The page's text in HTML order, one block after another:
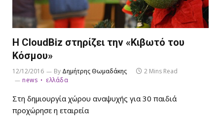
Η CloudBiz στηρίζει την «Κιβωτό του
Κόσμου»
12/12/2016 By Δημήτρης Θωμαδάκης
2 Mins Read
news
ελλάδα
Στη δημιουργία χώρου αναψυχής για 30 παιδιά
προχώρησε η εταιρεία